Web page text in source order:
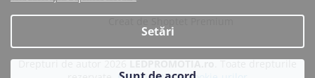
Setări